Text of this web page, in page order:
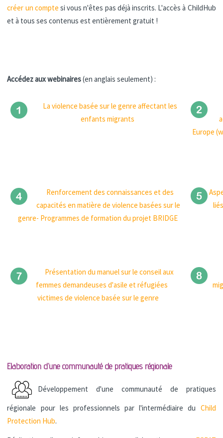
créer un compte si vous n'êtes pas déjà inscrits. L'accès à ChildHub
et à tous ses contenus est entièrement gratuit !
Accédez aux webinaires(en anglais seulement) :
La violence basée sur le genre affectant les
enfants migrants
Europe
Renforcement des connaissances et des
capacités en matière de violence basées sur le
genre- Programmes de formation du projet BRIDGE
Présentation du manuel sur le conseil aux
femmes demandeuses d'asile et réfugiées
victimes de violence basée sur le genre
Elaboration d’une communauté de pratiques régionale
Développement d'une communauté de pratiques
régionale pour les professionnels par l'intermédiaire du Child
Protection Hub.